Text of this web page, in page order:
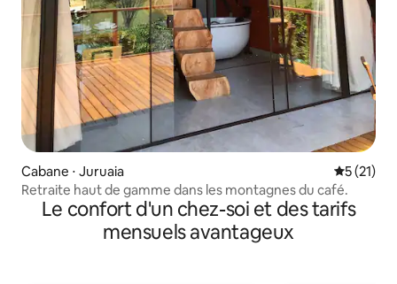
Cabane ⋅ Juruaia
5 (21)
Retraite haut de gamme dans les montagnes du café.
Le confort d'un chez-soi et des tarifs
mensuels avantageux